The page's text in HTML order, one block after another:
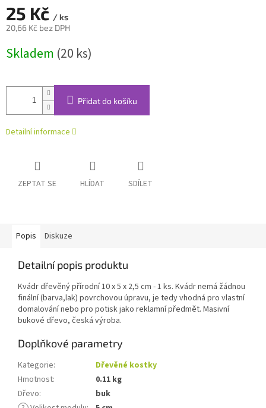
25 Kč / ks
20,66 Kč bez DPH
cena:
Skladem (20 ks)
Přidat do košíku
Detailní informace
ZEPTAT SE HLÍDAT SDÍLET
Popis Diskuze
Detailní popis produktu
Kvádr dřevěný přírodní 10 x 5 x 2,5 cm - 1 ks. Kvádr nemá žádnou
finální (barva,lak) povrchovou úpravu, je tedy vhodná pro vlastní
domalování nebo pro potisk jako reklamní předmět. Masivní
bukové dřevo, česká výroba.
Doplňkové parametry
Kategorie:
Dřevěné kostky
Hmotnost:
0.11 kg
Dřevo:
buk